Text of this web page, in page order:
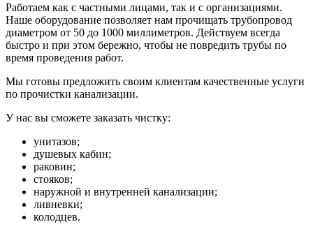
Работаем как с частными лицами, так и с организациями.
Наше оборудование позволяет нам прочищать трубопровод
диаметром от 50 до 1000 миллиметров. Действуем всегда
быстро и при этом бережно, чтобы не повредить трубы по
время проведения работ.
Мы готовы предложить своим клиентам качественные услуги
по прочистки канализации.
У нас вы сможете заказать чистку:
унитазов;
душевых кабин;
раковин;
стояков;
наружной и внутренней канализации;
ливневки;
колодцев.